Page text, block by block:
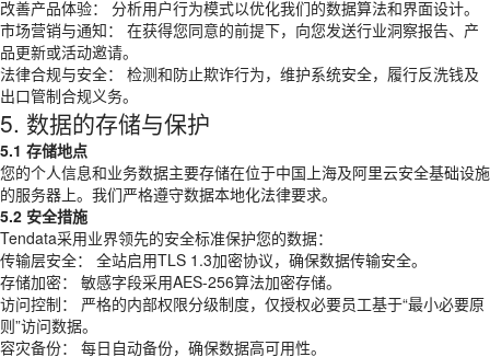
改善产品体验： 分析用户行为模式以优化我们的数据算法和界面设计。
市场营销与通知： 在获得您同意的前提下，向您发送行业洞察报告、产
品更新或活动邀请。
法律合规与安全： 检测和防止欺诈行为，维护系统安全，履行反洗钱及
出口管制合规义务。
5. 数据的存储与保护
5.1 存储地点
您的个人信息和业务数据主要存储在位于中国上海及阿里云安全基础设施
的服务器上。我们严格遵守数据本地化法律要求。
5.2 安全措施
Tendata采用业界领先的安全标准保护您的数据：
传输层安全： 全站启用TLS 1.3加密协议，确保数据传输安全。
存储加密： 敏感字段采用AES-256算法加密存储。
访问控制： 严格的内部权限分级制度，仅授权必要员工基于“最小必要原
则”访问数据。
容灾备份： 每日自动备份，确保数据高可用性。